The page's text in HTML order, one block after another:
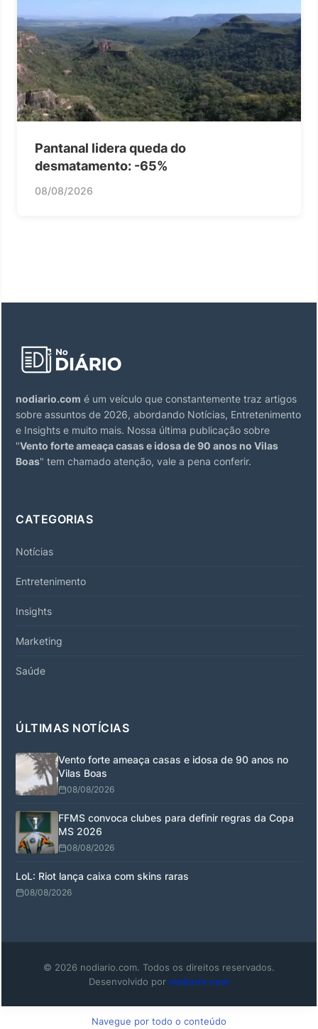
Pantanal lidera queda do
desmatamento: -65%
08/08/2026
nodiario.com é um veículo que constantemente traz artigos
sobre assuntos de 2026, abordando Notícias, Entretenimento
e Insights e muito mais. Nossa última publicação sobre
"Vento forte ameaça casas e idosa de 90 anos no Vilas
Boas" tem chamado atenção, vale a pena conferir.
CATEGORIAS
Notícias
Entretenimento
Insights
Marketing
Saúde
ÚLTIMAS NOTÍCIAS
Vento forte ameaça casas e idosa de 90 anos no
Vilas Boas
08/08/2026
FFMS convoca clubes para definir regras da Copa
MS 2026
08/08/2026
LoL: Riot lança caixa com skins raras
08/08/2026
© 2026 nodiario.com. Todos os direitos reservados.
Desenvolvido por nodiario.com
Navegue por todo o conteúdo